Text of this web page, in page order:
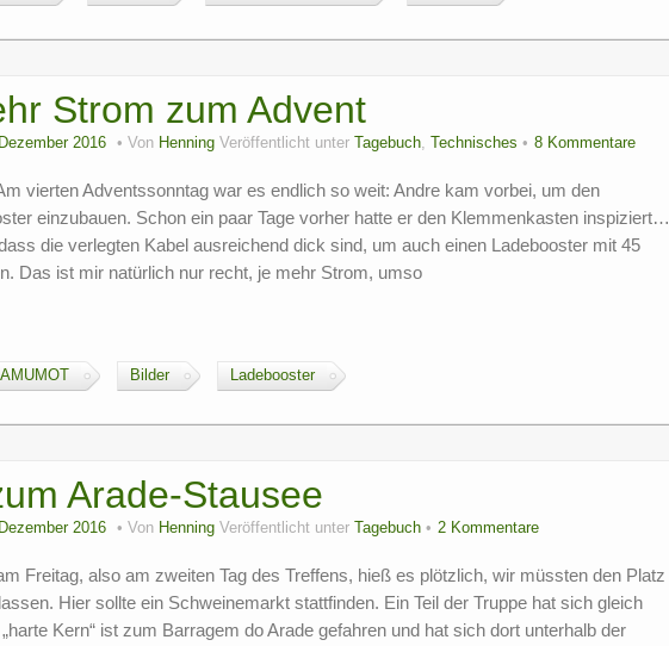
Strom zum Advent
2016 Von Henning Veröffentlicht unter Tagebuch, Technisches 8 Kommentare
vierten Adventssonntag war es endlich so weit: Andre kam vorbei, um den
einzubauen. Schon ein paar Tage vorher hatte er den Klemmenkasten inspiziert…
die verlegten Kabel ausreichend dick sind, um auch einen Ladebooster mit 45
Das ist mir natürlich nur recht, je mehr Strom, umso
AMUMOT Bilder Ladebooster
Arade-Stausee
2016 Von Henning Veröffentlicht unter Tagebuch 2 Kommentare
Freitag, also am zweiten Tag des Treffens, hieß es plötzlich, wir müssten den Platz
Hier sollte ein Schweinemarkt stattfinden. Ein Teil der Truppe hat sich gleich
Kern“ ist zum Barragem do Arade gefahren und hat sich dort unterhalb der